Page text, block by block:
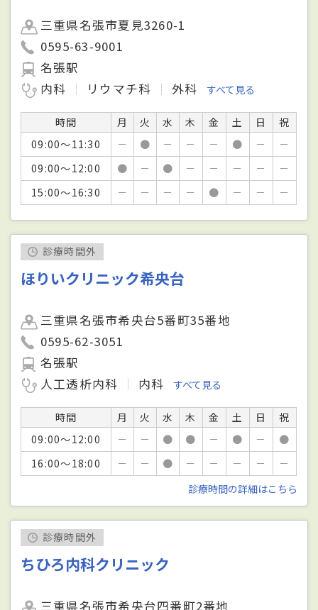
三重県名張市夏見3260-1
0595-63-9001
名張駅
内科
リウマチ科 外科 すべて見る
時間 月 火 水 木 金 土 日
祝
09:00～11:30
－ ● － － － ● －
－
09:00～12:00
● － ● － － － －
－
15:00～16:30
－ － － － ● － － －
診療時間外
ほりいクリニック希央台
三重県名張市希央台5番町35番地
0595-62-3051
名張駅
人工透析内科
内科 すべて見る
時間 月 火 水 木 金 土 日
祝
09:00～12:00
－ － ● ● － ● －
●
16:00～18:00
－ － ● － － － －
－
診療時間の詳細はこちら
診療時間外
ちひろ内科クリニック
三重県名張市希央台四番町2番地